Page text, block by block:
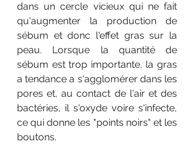
dans un cercle vicieux qui ne fait
qu'augmenter la production de
sébum et donc l'effet gras sur la
peau. Lorsque la quantité de
sébum est trop importante, la gras
a tendance a s'agglomérer dans les
pores et, au contact de l'air et des
bactéries, il s'oxyde voire s'infecte,
ce qui donne les "points noirs" et les
boutons.